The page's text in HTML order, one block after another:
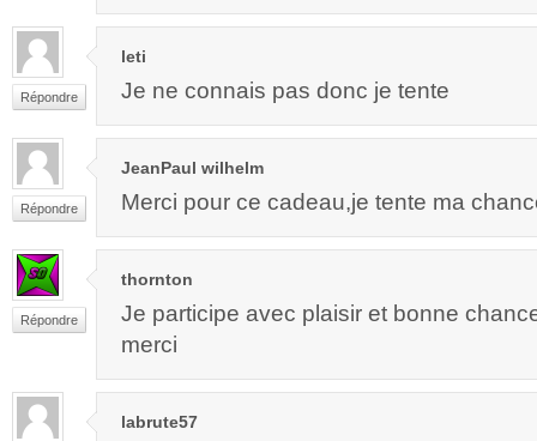
Répondre
leti
Je ne connais pas donc je tente
Répondre
JeanPaul wilhelm
Merci pour ce cadeau,je tente ma
Répondre
thornton
Je participe avec plaisir et bonne
merci
labrute57